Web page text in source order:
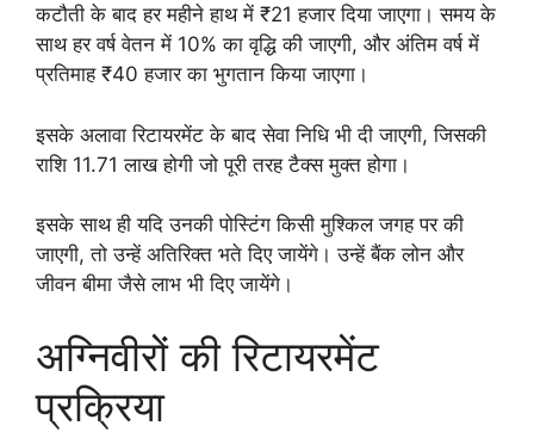
कटौती के बाद हर महीने हाथ में ₹21 हजार दिया जाएगा। समय के
साथ हर वर्ष वेतन में 10% का वृद्धि की जाएगी, और अंतिम वर्ष में
प्रतिमाह ₹40 हजार का भुगतान किया जाएगा।
इसके अलावा रिटायरमेंट के बाद सेवा निधि भी दी जाएगी, जिसकी
राशि 11.71 लाख होगी जो पूरी तरह टैक्स मुक्त होगा।
इसके साथ ही यदि उनकी पोस्टिंग किसी मुश्किल जगह पर की
जाएगी, तो उन्हें अतिरिक्त भते दिए जायेंगे। उन्हें बैंक लोन और
जीवन बीमा जैसे लाभ भी दिए जायेंगे।
अग्निवीरों की रिटायरमेंट
प्रक्रिया